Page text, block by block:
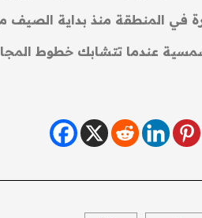
في المنطقة منذ بداية
عندما تتشابك خطوط